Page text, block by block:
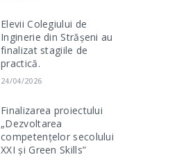
Elevii Colegiului de
Inginerie din Strășeni au
finalizat stagiile de
practică.
24/04/2026
Finalizarea proiectului
„Dezvoltarea
competențelor secolului
XXI și Green Skills”